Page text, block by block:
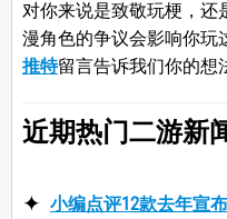
对你来说是致敬玩梗，还
漫角色的争议会影响你玩
推特留言告诉我们你的想
近期热门二游新
小编点评12款去年宣